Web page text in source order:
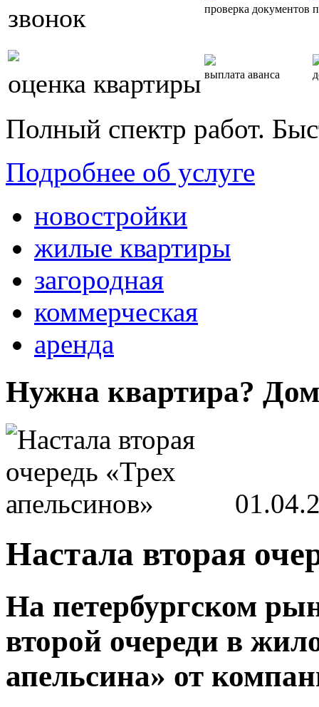
звонок проверка документов
оценка квартиры выплата аванса
Полный спектр работ.
Подробнее об услуге
новостройки
жилые квартиры
загородная
коммерческая
аренда
Нужна квартира?
Настала вторая
На петербургском
второй очереди в
апельсина» от